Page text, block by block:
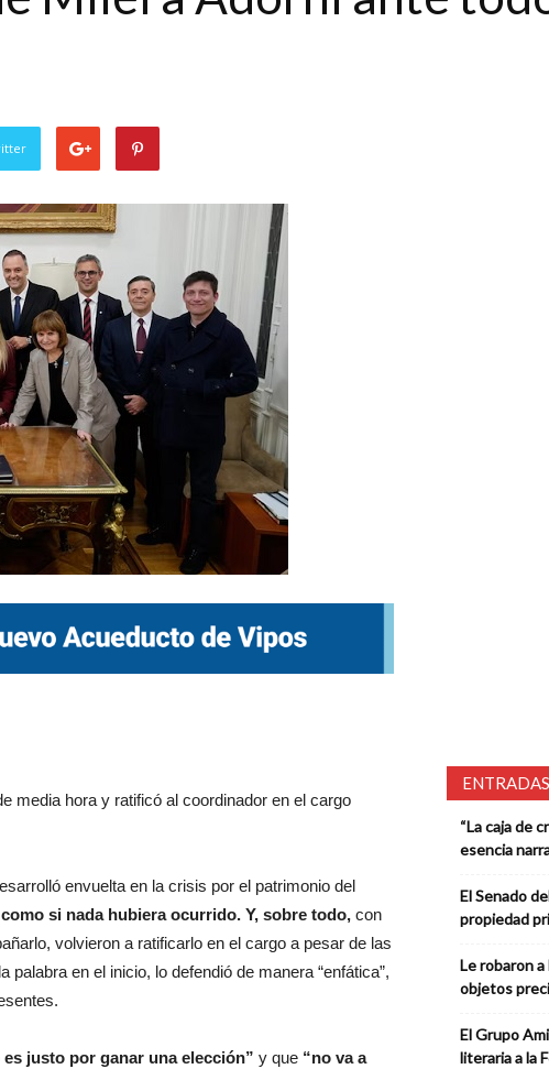
media hora y ratificó al coordinador en el cargo
envuelta en la crisis por el patrimonio del
si nada hubiera ocurrido. Y, sobre todo, con
volvieron a ratificarlo en el cargo a pesar de las
en el inicio, lo defendió de manera “enfática”,
justo por ganar una elección” y que “no va a
“La caja de
esencia
El Senado
propiedad
Le robaron
objetos
El Grupo
literaria a la